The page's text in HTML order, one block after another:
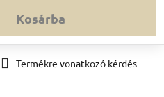
Kosárba
Termékre vonatkozó kérdés